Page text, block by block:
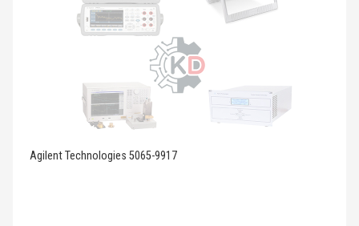
Agilent Technologies 5065-9917